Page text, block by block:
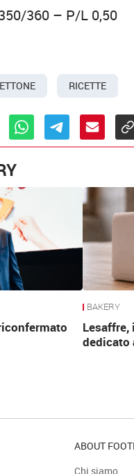
360 – P/L 0,50
RICETTE
BAKERY
Lesaffre,
dedicato
ABOUT
Chi siamo